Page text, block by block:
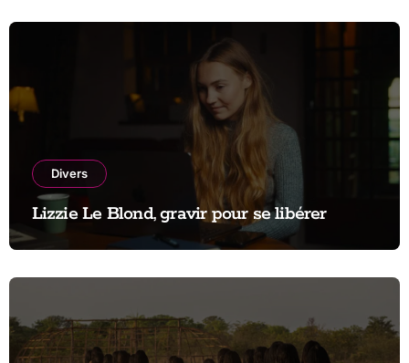
Divers
Lizzie Le Blond, gravir pour se libérer